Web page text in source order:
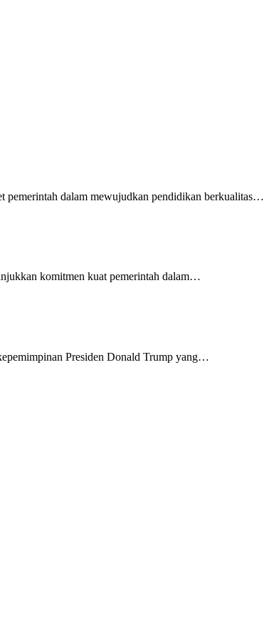
pemerintah dalam mewujudkan pendidikan berkualitas…
komitmen kuat pemerintah dalam…
Presiden Donald Trump yang…